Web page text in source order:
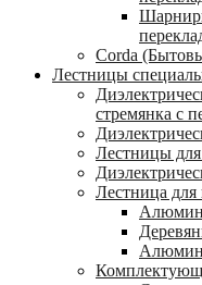
Corda
Лестницы
стремянка с
Лестницы
Лестница